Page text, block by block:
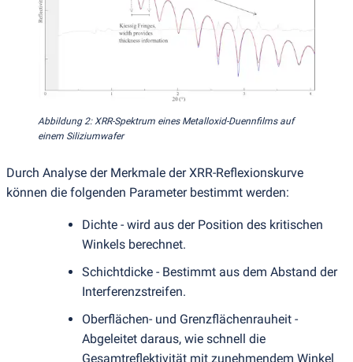
Abbildung 2: XRR-Spektrum eines Metalloxid-Duennfilms auf
einem Siliziumwafer
Durch Analyse der Merkmale der XRR-Reflexionskurve
können die folgenden Parameter bestimmt werden:
Dichte - wird aus der Position des kritischen
Winkels berechnet.
Schichtdicke - Bestimmt aus dem Abstand der
Interferenzstreifen.
Oberflächen- und Grenzflächenrauheit -
Abgeleitet daraus, wie schnell die
Gesamtreflektivität mit zunehmendem Winkel